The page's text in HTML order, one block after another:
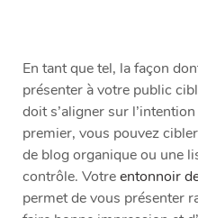
En tant que tel, la façon
présenter à votre public
doit s’aligner sur
premier, vous pouvez
de blog organique ou une
contrôle. Votreentonnoir
permet de vous présenter